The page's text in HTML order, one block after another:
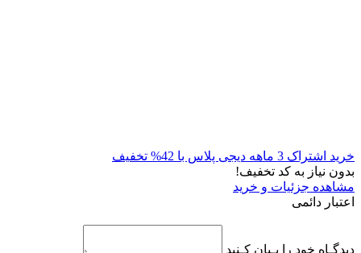
خرید اشتراک 3 ماهه دیجی پلاس با 42% تخفیف
بدون نیاز به کد تخفیف!
مشاهده جزئیات و خرید
اعتبار دائمی
دیدگـاه خود را بـیان کـنید